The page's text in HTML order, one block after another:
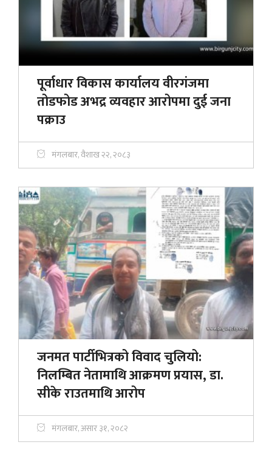
पूर्वाधार विकास कार्यालय वीरगंजमा
तोडफोड अभद्र व्यवहार आरोपमा दुई जना
पक्राउ
मंगलबार, वैशाख २२, २०८३
जनमत पार्टीभित्रको विवाद चुलियो:
निलम्बित नेतामाथि आक्रमण प्रयास, डा.
सीके राउतमाथि आरोप
मंगलबार, असार ३१, २०८२